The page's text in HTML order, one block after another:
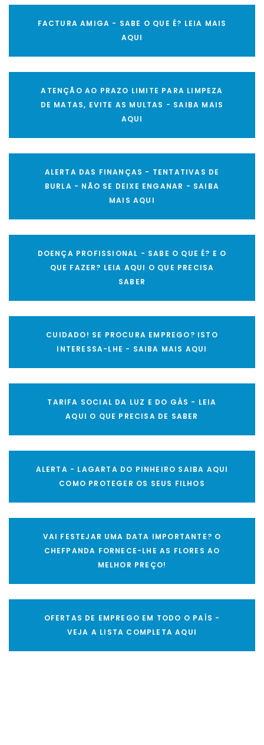
FACTURA AMIGA - SABE O QUE É? LEIA MAIS
AQUI
ATENÇÃO AO PRAZO LIMITE PARA LIMPEZA
DE MATAS, EVITE AS MULTAS - SAIBA MAIS
AQUI
ALERTA DAS FINANÇAS - TENTATIVAS DE
BURLA - NÃO SE DEIXE ENGANAR - SAIBA
MAIS AQUI
DOENÇA PROFISSIONAL - SABE O QUE É? E O
QUE FAZER? LEIA AQUI O QUE PRECISA
SABER
CUIDADO! SE PROCURA EMPREGO? ISTO
INTERESSA-LHE - SAIBA MAIS AQUI
TARIFA SOCIAL DA LUZ E DO GÁS - LEIA
AQUI O QUE PRECISA DE SABER
ALERTA - LAGARTA DO PINHEIRO SAIBA AQUI
COMO PROTEGER OS SEUS FILHOS
VAI FESTEJAR UMA DATA IMPORTANTE? O
CHEFPANDA FORNECE-LHE AS FLORES AO
MELHOR PREÇO!
OFERTAS DE EMPREGO EM TODO O PAÍS -
VEJA A LISTA COMPLETA AQUI